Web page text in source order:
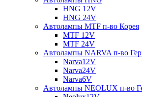
HNG 12V
HNG 24V
Автолампы MTF п-во Корея
MTF 12V
MTF 24V
Автолампы NARVA п-во
Narva12V
Narva24V
Narva6V
Автолампы NEOLUX п-во